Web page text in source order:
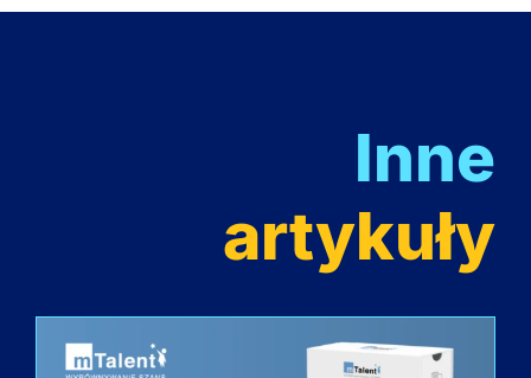
Inne
artykuły